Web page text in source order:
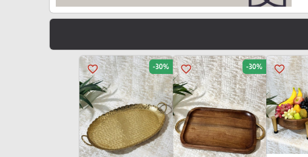
favorite_border
favorite_border -30%
favorite_border -30%